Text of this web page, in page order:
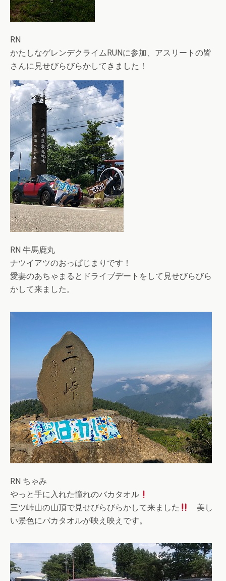
RN
かたしなゲレンデクライムRUNに参加、アスリートの皆
さんに見せびらびらかしてきました！
RN 牛馬鹿丸
ナツイアツのおっぱじまりです！
愛妻のあちゃまるとドライブデートをして見せびらびら
かして来ました。
RN ちゃみ
やっと手に入れた憧れのバカタオル
三ツ峠山の山頂で見せびらびらかして来ました
美し
い景色にバカタオルが映え映えです。